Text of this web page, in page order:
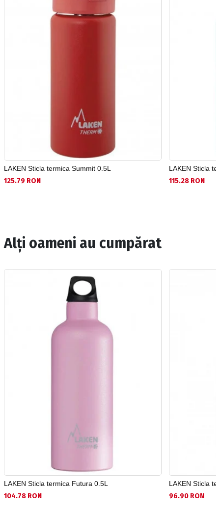
LAKEN Sticla termica Summit 0.5L
125.79 RON
LAKEN Sticla
115.28 RON
Alți oameni au cumpărat
LAKEN Sticla termica Futura 0.5L
104.78 RON
LAKEN Sticla
96.90 RON